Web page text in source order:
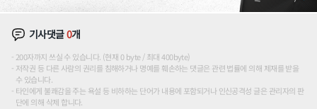
기사댓글0개
200자까지 쓰실 수 있습니다. (현재 0 byte / 최대 400byte)
저작권 등 다른 사람의 권리를 침해하거나 명예를 훼손하는 댓글은 관련 법률에 의해 제재를 받을
수 있습니다.
타인에게 불쾌감을 주는 욕설 등 비하하는 단어가 내용에 포함되거나 인신공격성 글은 관리자의 판
단에 의해 삭제 합니다.